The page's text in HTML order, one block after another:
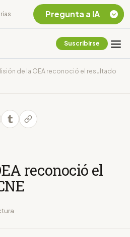
Suscribirse
de la OEA reconoció el resultado
reconoció el
Pregunta a IA
Chevron Ecuador